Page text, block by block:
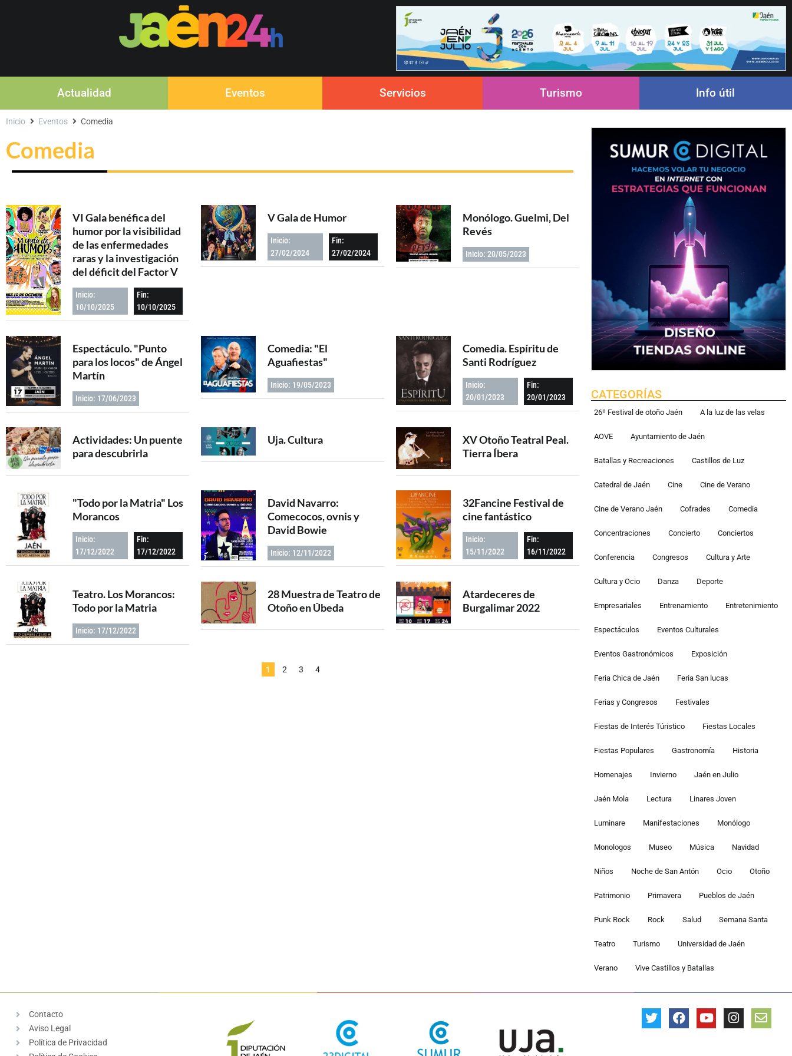
Actualidad Eventos Servicios Turismo Info útil
Comedia
Inicio Eventos Comedia
VI Gala benéfica del
humor por la visibilidad
de las enfermedades
raras y la investigación
del déficit del Factor V
Inicio:
10/10/2025
Fin:
10/10/2025
V Gala de Humor
Inicio:
27/02/2024
Fin:
27/02/2024
Monólogo. Guelmi, Del
Revés
Inicio: 20/05/2023
Espectáculo. "Punto
para los locos" de Ángel
Martín
Inicio: 17/06/2023
Comedia: "El
Aguafiestas"
Inicio: 19/05/2023
Comedia. Espíritu de
Santi Rodríguez
Inicio:
20/01/2023
Fin:
20/01/2023
Actividades: Un puente
para descubrirla
Uja. Cultura
XV Otoño Teatral Peal.
Tierra Íbera
"Todo por la Matria" Los
Morancos
Inicio:
17/12/2022
Fin:
17/12/2022
David Navarro:
Comecocos, ovnis y
David Bowie
Inicio: 12/11/2022
32Fancine Festival de
cine fantástico
Inicio:
15/11/2022
Fin:
16/11/2022
Teatro. Los Morancos:
Todo por la Matria
Inicio: 17/12/2022
28 Muestra de Teatro de
Otoño en Úbeda
Atardeceres de
Burgalimar 2022
1 2 3 4
CATEGORÍAS
26º Festival de otoño Jaén A la luz de las velas
AOVE Ayuntamiento de Jaén
Batallas y Recreaciones Castillos de Luz
Catedral de Jaén Cine Cine de Verano
Cine de Verano Jaén Cofrades Comedia
Concentraciones Concierto Conciertos
Conferencia Congresos Cultura y Arte
Cultura y Ocio Danza Deporte
Empresariales Entrenamiento Entretenimiento
Espectáculos Eventos Culturales
Eventos Gastronómicos Exposición
Feria Chica de Jaén Feria San lucas
Ferias y Congresos Festivales
Fiestas de Interés Túristico Fiestas Locales
Fiestas Populares Gastronomía Historia
Homenajes Invierno Jaén en Julio
Jaén Mola Lectura Linares Joven
Luminare Manifestaciones Monólogo
Monologos Museo Música Navidad
Niños Noche de San Antón Ocio Otoño
Patrimonio Primavera Pueblos de Jaén
Punk Rock Rock Salud Semana Santa
Teatro Turismo Universidad de Jaén
Verano Vive Castillos y Batallas
Contacto
Aviso Legal
Política de Privacidad